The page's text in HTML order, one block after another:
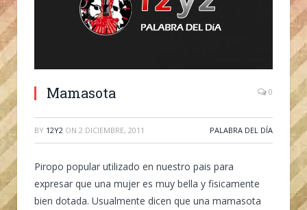
Mamasota 0
BY 12Y2 ON 2 DICIEMBRE, 2011 PALABRA DEL DÍA
Piropo popular utilizado en nuestro pais para
expresar que una mujer es muy bella y fisicamente
bien dotada. Usualmente dicen que una mamasota